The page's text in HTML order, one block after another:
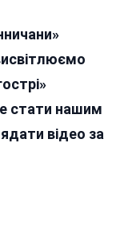
стати нашим
відео за